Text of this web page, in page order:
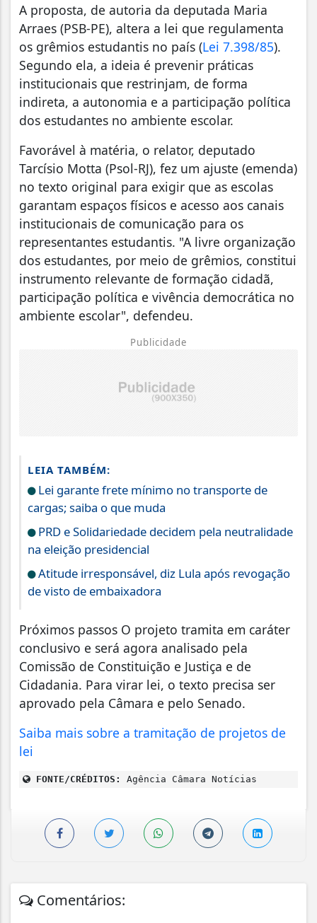
A proposta, de autoria da deputada Maria
Arraes (PSB-PE), altera a lei que regulamenta
os grêmios estudantis no país (Lei 7.398/85).
Segundo ela, a ideia é prevenir práticas
institucionais que restrinjam, de forma
indireta, a autonomia e a participação política
dos estudantes no ambiente escolar.
Favorável à matéria, o relator, deputado
Tarcísio Motta (Psol-RJ), fez um ajuste (emenda)
no texto original para exigir que as escolas
garantam espaços físicos e acesso aos canais
institucionais de comunicação para os
representantes estudantis. "A livre organização
dos estudantes, por meio de grêmios, constitui
instrumento relevante de formação cidadã,
participação política e vivência democrática no
ambiente escolar", defendeu.
Publicidade
LEIA TAMBÉM:
Lei garante frete mínimo no transporte de
cargas; saiba o que muda
PRD e Solidariedade decidem pela neutralidade
na eleição presidencial
Atitude irresponsável, diz Lula após revogação
de visto de embaixadora
Próximos passos O projeto tramita em caráter
conclusivo e será agora analisado pela
Comissão de Constituição e Justiça e de
Cidadania. Para virar lei, o texto precisa ser
aprovado pela Câmara e pelo Senado.
Saiba mais sobre a tramitação de projetos de
lei
FONTE/CRÉDITOS: Agência Câmara Notícias
Comentários: